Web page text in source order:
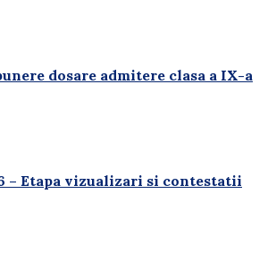
dosare admitere clasa a IX-a
– Etapa vizualizari si contestatii